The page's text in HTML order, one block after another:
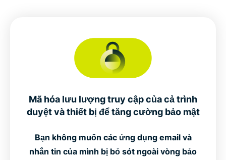
Mã hóa lưu lượng truy cập của cả trình
duyệt và thiết bị để tăng cường bảo mật
Bạn không muốn các ứng dụng email và
nhắn tin của mình bị bỏ sót ngoài vòng bảo